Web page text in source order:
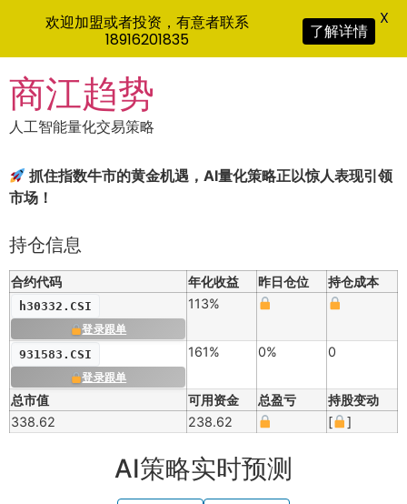
to
content
商江趋势
人工智能量化交易策略
抓住指数牛市的黄金机遇，AI量化策略正以惊人表现引领
市场！
持仓信息
合约代码 年化收益 昨日仓位 持仓成本
h30332.CSI
登录跟单
113%
931583.CSI
登录跟单
161% 0% 0
总市值 可用资金 总盈亏
持股变动
338.62
238.62 [ ]
AI策略实时预测
欢迎加盟或者投资，有意者联系
18916201835
了解详情
X